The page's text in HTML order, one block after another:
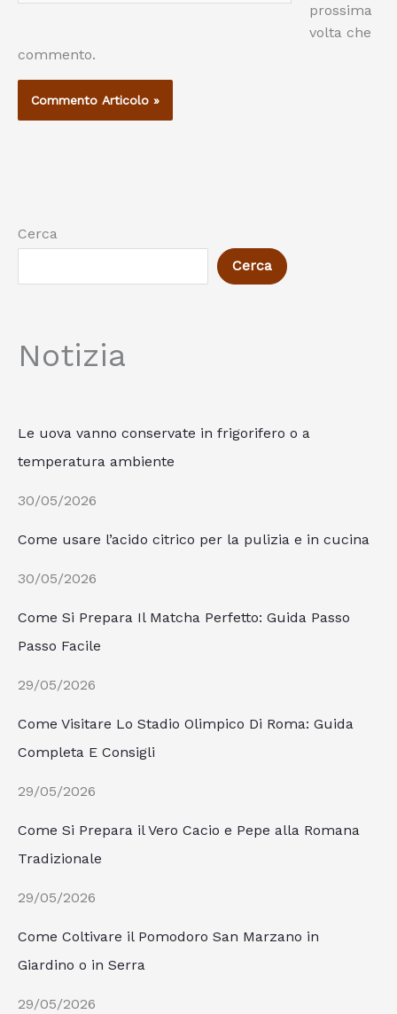
prossima
volta che
commento.
Cerca
Cerca
Notizia
Le uova vanno conservate in frigorifero o a
temperatura ambiente
30/05/2026
Come usare l’acido citrico per la pulizia e in cucina
30/05/2026
Come Si Prepara Il Matcha Perfetto: Guida Passo
Passo Facile
29/05/2026
Come Visitare Lo Stadio Olimpico Di Roma: Guida
Completa E Consigli
29/05/2026
Come Si Prepara il Vero Cacio e Pepe alla Romana
Tradizionale
29/05/2026
Come Coltivare il Pomodoro San Marzano in
Giardino o in Serra
29/05/2026